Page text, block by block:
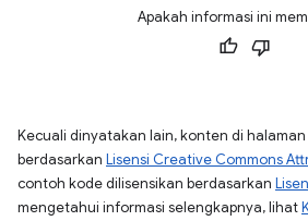
Apakah informasi ini
Kecuali dinyatakan lain, konten di
berdasarkan Lisensi Creative Commons
contoh kode dilisensikan berdasarkan
mengetahui informasi selengkapnya, lihat